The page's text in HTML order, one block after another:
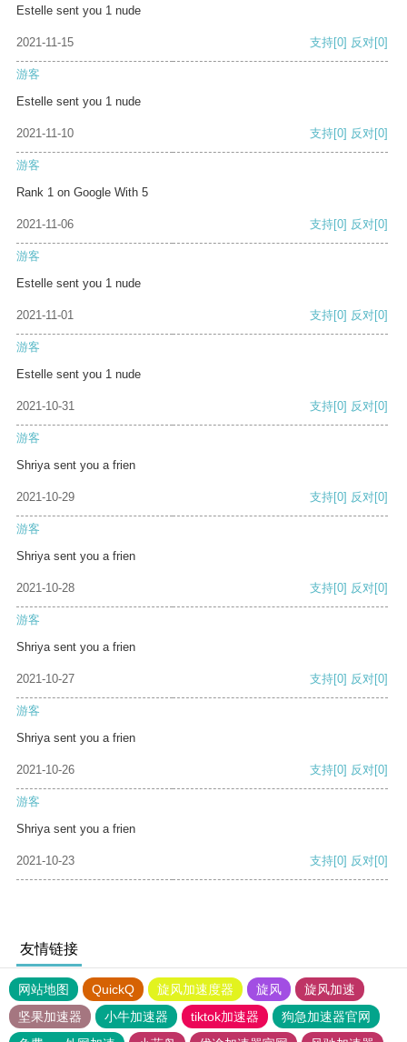
Estelle sent you 1 nude
2021-11-15 支持[0] 反对[0]
游客
Estelle sent you 1 nude
2021-11-10 支持[0] 反对[0]
游客
Rank 1 on Google With 5
2021-11-06 支持[0] 反对[0]
游客
Estelle sent you 1 nude
2021-11-01 支持[0] 反对[0]
游客
Estelle sent you 1 nude
2021-10-31 支持[0] 反对[0]
游客
Shriya sent you a frien
2021-10-29 支持[0] 反对[0]
游客
Shriya sent you a frien
2021-10-28 支持[0] 反对[0]
游客
Shriya sent you a frien
2021-10-27 支持[0] 反对[0]
游客
Shriya sent you a frien
2021-10-26 支持[0] 反对[0]
游客
Shriya sent you a frien
2021-10-23 支持[0] 反对[0]
友情链接
网站地图 QuickQ 旋风加速度器 旋风
旋风加速
坚果加速器
小牛加速器 tiktok加速器
狗急加速器官网